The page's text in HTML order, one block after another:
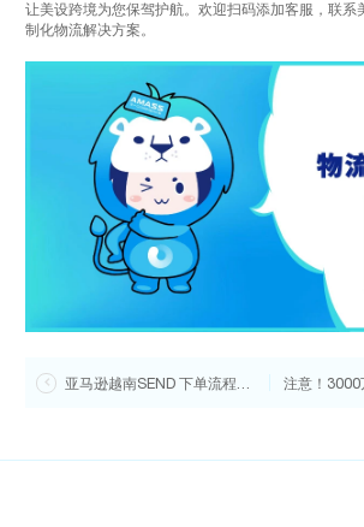
让美设跨境为您保驾护航。欢迎扫码添加客服，联系
制化物流解决方案。
